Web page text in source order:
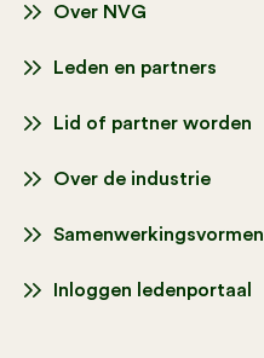
Over NVG
Leden en partners
Lid of partner worden
Over de industrie
Samenwerkingsvormen
Inloggen ledenportaal